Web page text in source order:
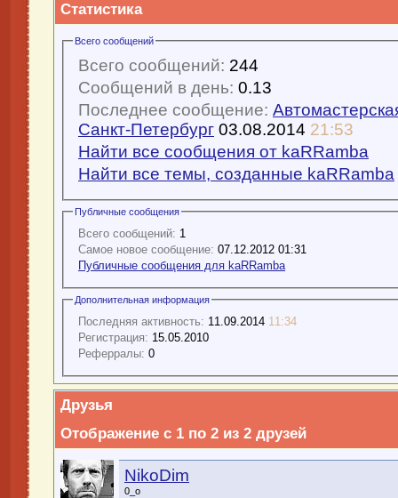
Статистика
Всего сообщений
Всего сообщений: 244
Сообщений в день: 0.13
Последнее сообщение:
Санкт-Петербург 03.08.2014 21:53
Найти все сообщения от kaRRamba
Найти все темы, созданные kaRRamba
Публичные сообщения
Всего сообщений: 1
Самое новое сообщение: 07.12.2012 01:31
Публичные сообщения для kaRRamba
Дополнительная информация
Последняя активность: 11.09.2014 11:34
Регистрация: 15.05.2010
Реферралы: 0
Друзья
Отображение с 1 по 2 из 2 друзей
NikoDim
0_о